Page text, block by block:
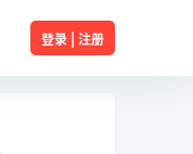
登录 | 注册